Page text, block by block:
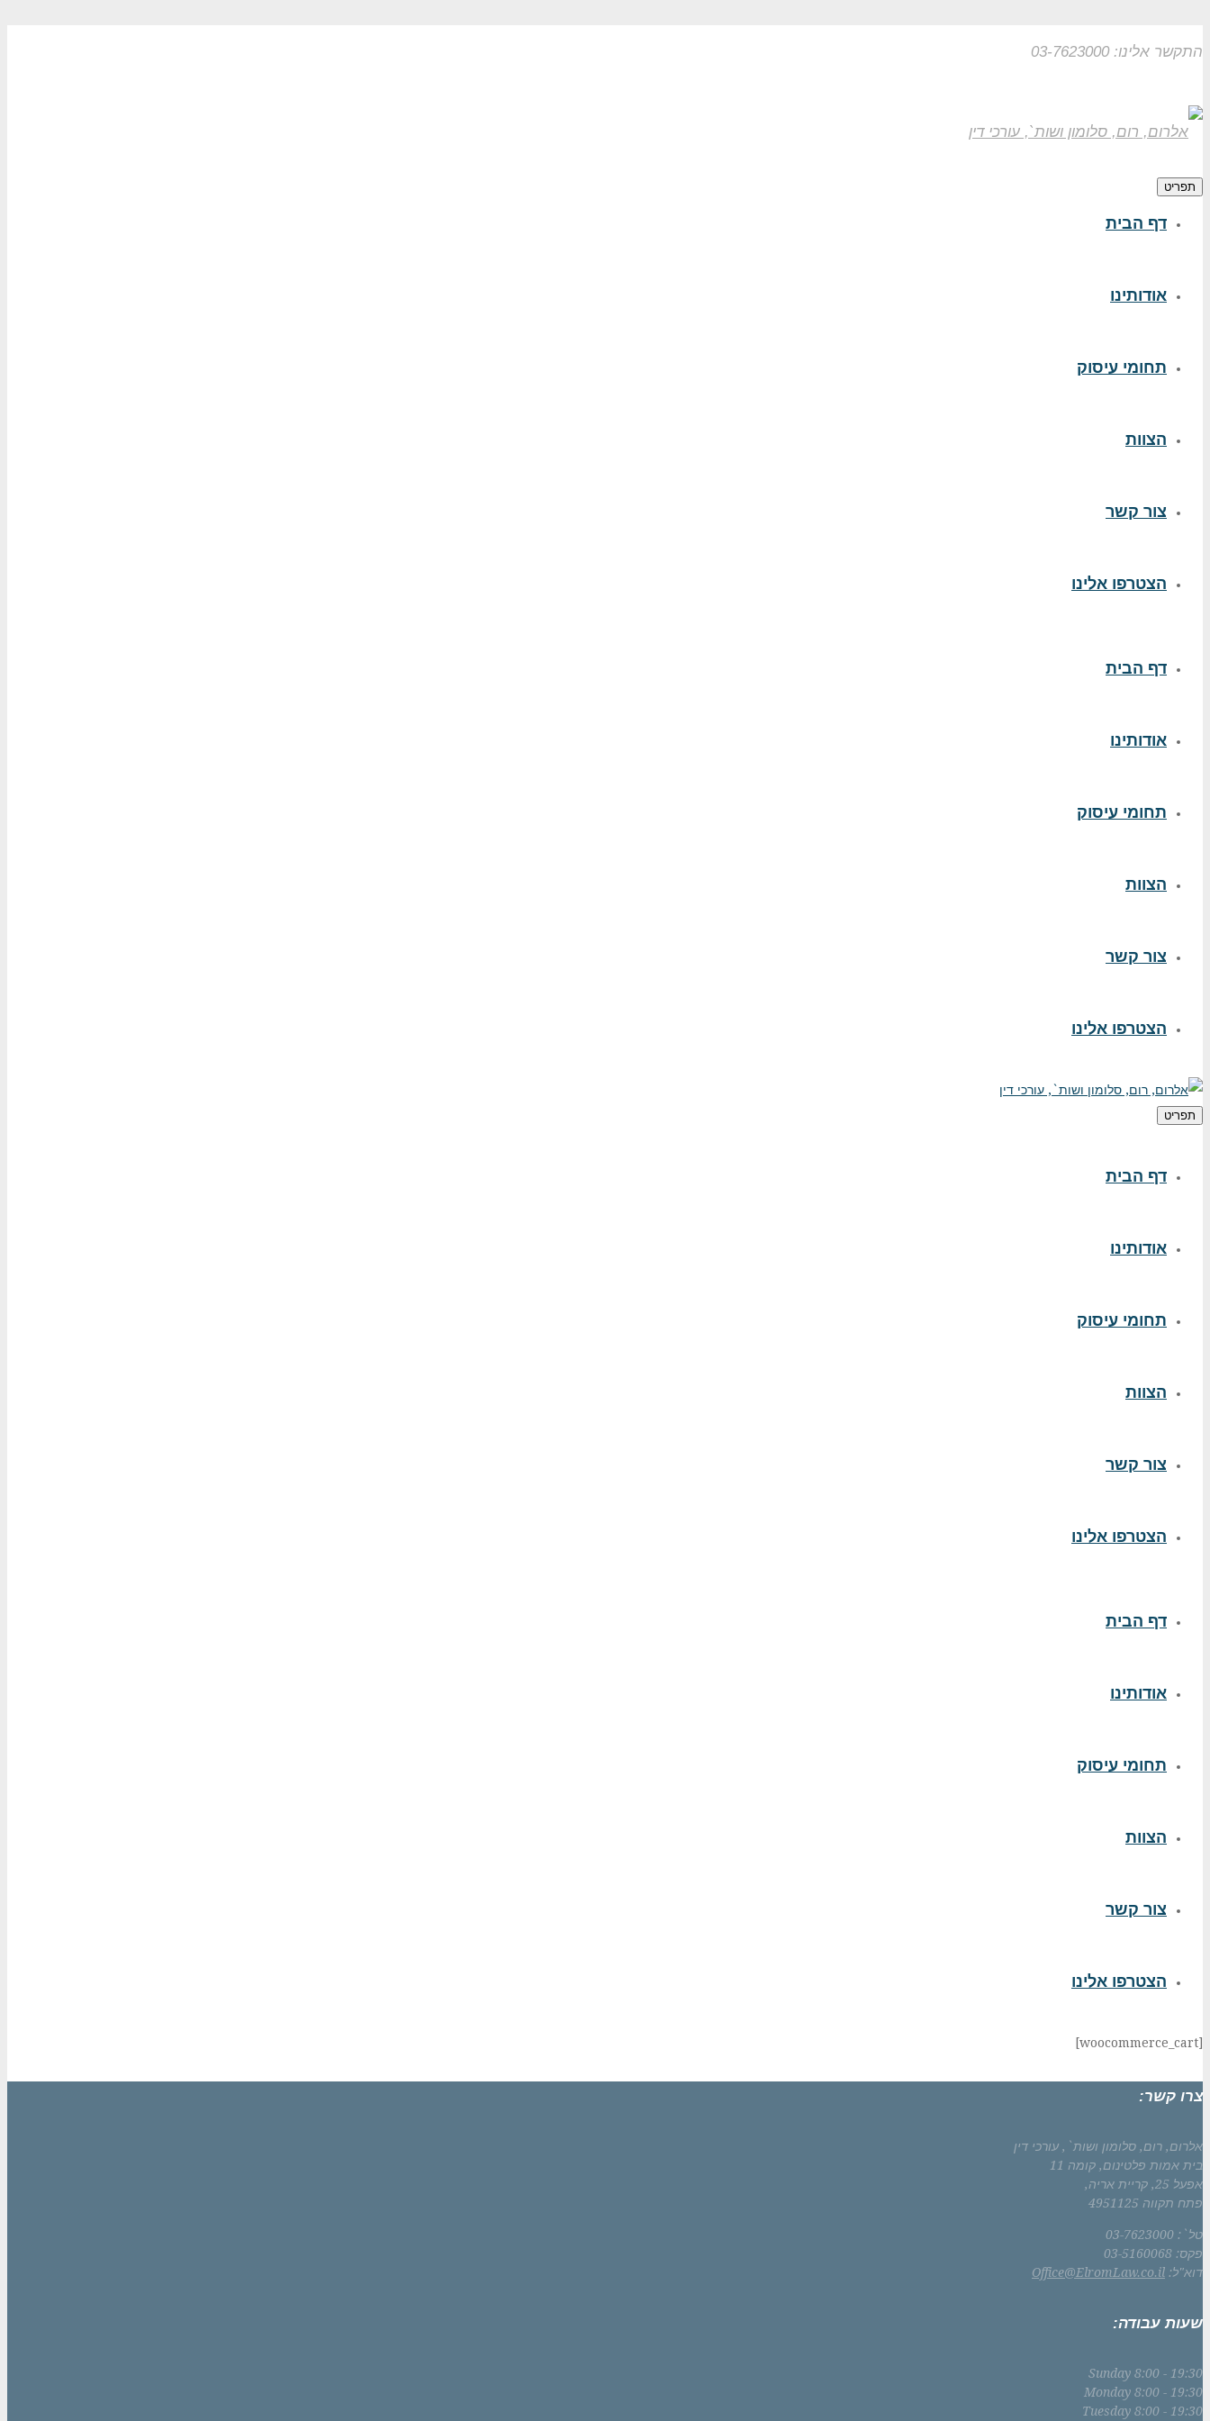
התקשר אלינו: 03-7623000
תפריט
דף הבית
אודותינו
תחומי עיסוק
הצוות
צור קשר
הצטרפו אלינו
דף הבית
אודותינו
תחומי עיסוק
הצוות
צור קשר
הצטרפו אלינו
תפריט
דף הבית
אודותינו
תחומי עיסוק
הצוות
צור קשר
הצטרפו אלינו
דף הבית
אודותינו
תחומי עיסוק
הצוות
צור קשר
הצטרפו אלינו
[woocommerce_cart]
צרו קשר:
אלרום, רום, סלומון ושות`, עורכי דין
בית אמות פלטינום, קומה 11
אפעל 25, קריית אריה,
פתח תקווה 4951125
טל`: 03-7623000
פקס: 03-5160068
דוא"ל: Office@ElromLaw.co.il
שעות עבודה:
Sunday 8:00 - 19:30
Monday 8:00 - 19:30
Tuesday 8:00 - 19:30